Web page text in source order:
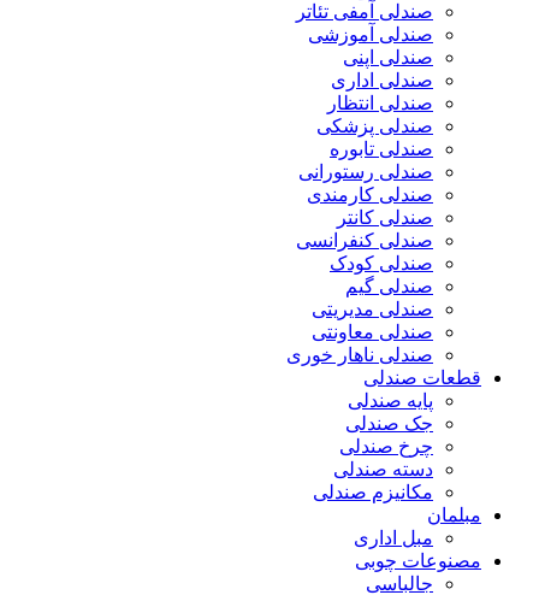
صندلی آمفی تئاتر
صندلی آموزشی
صندلی اپنی
صندلی اداری
صندلی انتظار
صندلی پزشکی
صندلی تابوره
صندلی رستورانی
صندلی کارمندی
صندلی کانتر
صندلی کنفرانسی
صندلی کودک
صندلی گیم
صندلی مدیریتی
صندلی معاونتی
صندلی ناهار خوری
قطعات صندلی
پایه صندلی
جک صندلی
چرخ صندلی
دسته صندلی
مکانیزم صندلی
مبلمان
مبل اداری
مصنوعات چوبی
جالباسی